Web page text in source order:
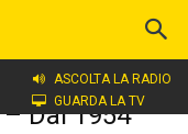
ASCOLTA LA RADIO
GUARDA LA TV
tradizione che continua!
Dal 1954